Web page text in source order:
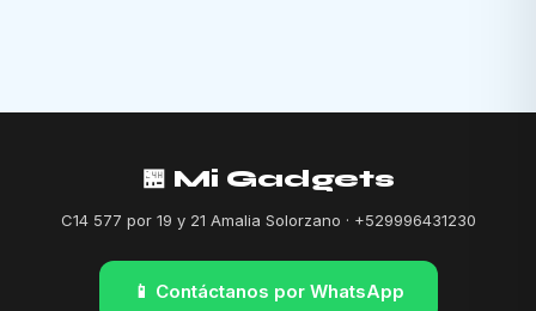
🏪 Mi Gadgets
C14 577 por 19 y 21 Amalia Solorzano · +529996431230
📱 Contáctanos por WhatsApp